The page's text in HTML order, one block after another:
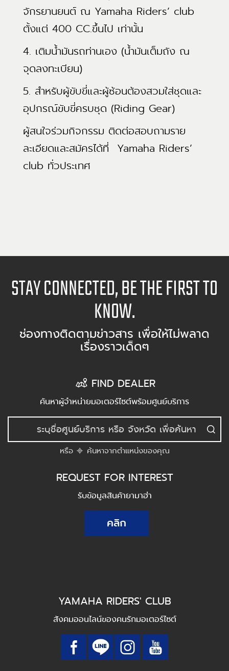
จักรยานยนต์ ณ Yamaha Riders’ club
ตั้งแต่ 400 CC.ขึ้นไป เท่านั้น
4. เติมน้ำมันรถท่านเอง (น้ำมันเต็มถัง ณ
จุดลงทะเบียน)
5. สำหรับผู้ขับขี่และผู้ซ้อนต้องสวมใส่ชุดและ
อุปกรณ์ขับขี่ครบชุด (Riding Gear)
ผู้สนใจร่วมกิจกรรม ติดต่อสอบถามราย
ละเอียดและสมัครได้ที่ Yamaha Riders’
club ทั่วประเทศ
STAY CONNECTED, BE THE FIRST TO
KNOW.
ช่องทางติดตามข่าวสาร เพื่อให้ไม่พลาด
เรื่องราวเด็ดๆ
FIND DEALER
ค้นหาผู้จำหน่ายมอเตอร์ไซต์พร้อมศูนย์บริการ
หรือ ค้นหาจากตำแหน่งของคุณ
REQUEST FOR INTEREST
รับข้อมูลสินค้ายามาฮ่า
คลิก
YAMAHA RIDERS' CLUB
สังคมออนไลน์ของคนรักมอเตอร์ไซต์